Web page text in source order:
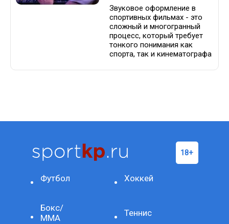
Звуковое оформление в
спортивных фильмах - это
сложный и многогранный
процесс, который требует
тонкого понимания как
спорта, так и кинематографа
Футбол Хоккей
Бокс/
ММА
Теннис